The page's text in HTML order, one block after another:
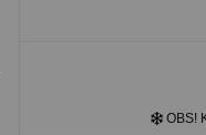
OBS!